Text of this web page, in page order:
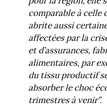
comparable à celle
abrite aussi
affectées par la
et d’assurances,
alimentaires, par
du tissu productif
absorber le choc
trimestres à venir”.